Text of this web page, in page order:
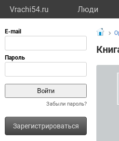
Vrachi54.ru Люди
Забыли пароль?
Зарегистрироваться